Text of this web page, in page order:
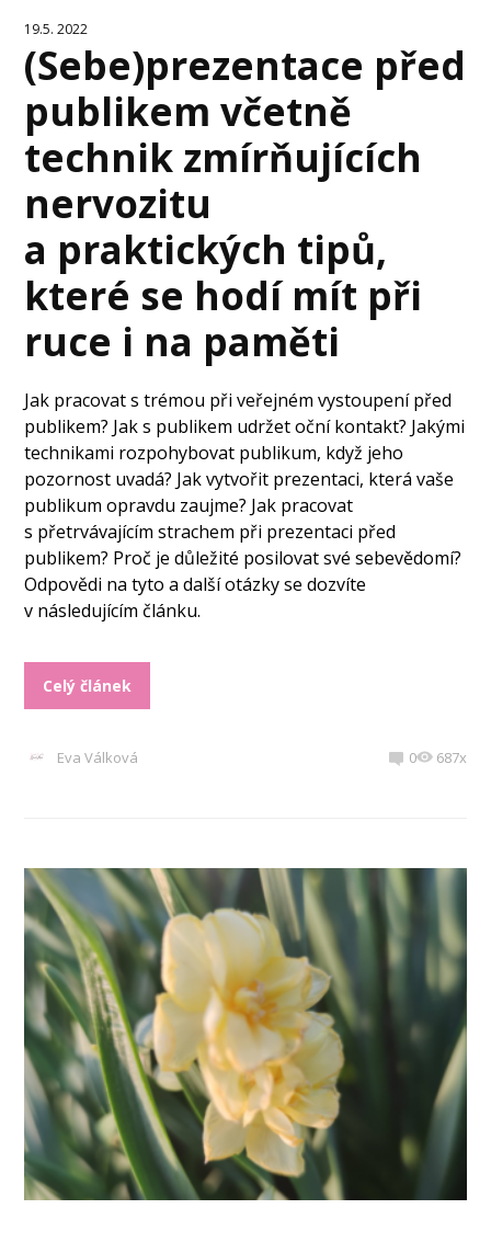
19.5. 2022
(Sebe)prezentace před
publikem včetně
technik zmírňujících
nervozitu
a praktických tipů,
které se hodí mít při
ruce i na paměti
Jak pracovat s trémou při veřejném vystoupení před
publikem? Jak s publikem udržet oční kontakt? Jakými
technikami rozpohybovat publikum, když jeho
pozornost uvadá? Jak vytvořit prezentaci, která vaše
publikum opravdu zaujme? Jak pracovat
s přetrvávajícím strachem při prezentaci před
publikem? Proč je důležité posilovat své sebevědomí?
Odpovědi na tyto a další otázky se dozvíte
v následujícím článku.
Celý článek
Eva Válková 0 687x